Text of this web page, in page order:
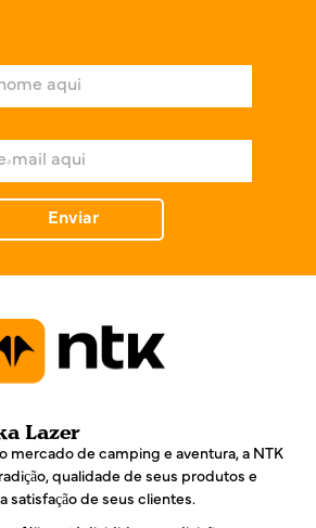
Enviar
Lazer
mercado de camping e aventura, a NTK
qualidade de seus produtos e
satisfação de seus clientes.